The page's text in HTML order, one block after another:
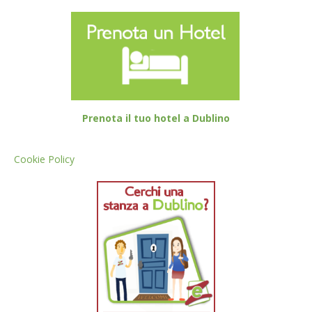
Prenota il tuo hotel a Dublino
Cookie Policy